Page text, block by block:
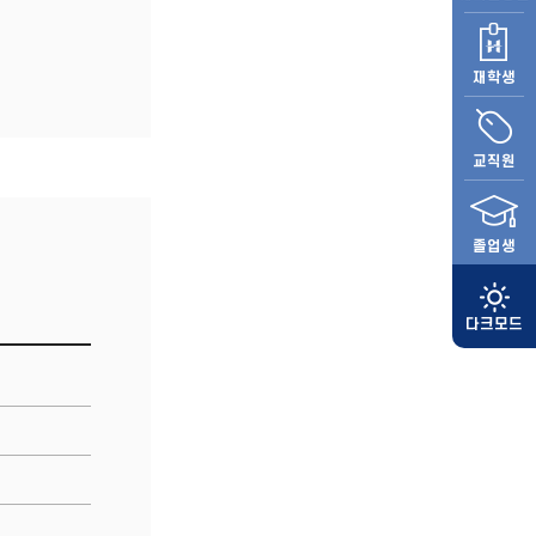
재학생
교직원
졸업생